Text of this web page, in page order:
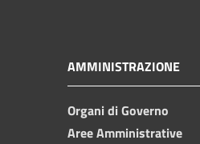
AMMINISTRAZIONE
Organi di Governo
Aree Amministrative